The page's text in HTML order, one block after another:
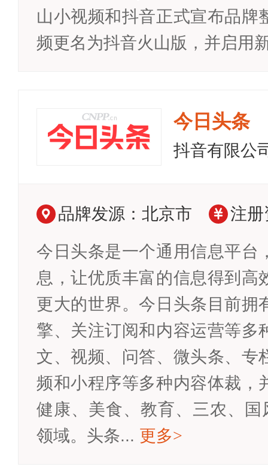
山小视频和抖音正式宣布品牌
频更名为抖音火山版，并启用
今日头条
抖音有限公
品牌发源：北京市 注
今日头条是一个通用信息平台
息，让优质丰富的信息得到高
更大的世界。今日头条目前拥
擎、关注订阅和内容运营等多
文、视频、问答、微头条、专
频和小程序等多种内容体裁，
健康、美食、教育、三农、
领域。头条... 更多>